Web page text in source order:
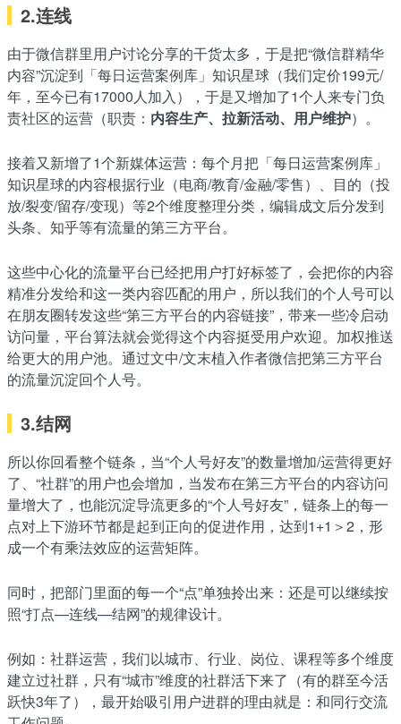
2.连线
由于微信群里用户讨论分享的干货太多，于是把“微信群精华
内容”沉淀到「每日运营案例库」知识星球（我们定价199元/
年，至今已有17000人加入），于是又增加了1个人来专门负
责社区的运营（职责： 内容生产、拉新活动、用户维护）。
接着又新增了1个新媒体运营：每个月把「每日运营案例库」
知识星球的内容根据行业（电商/教育/金融/零售）、目的（投
放/裂变/留存/变现）等2个维度整理分类，编辑成文后分发到
头条、知乎等有流量的第三方平台。
这些中心化的流量平台已经把用户打好标签了，会把你的内容
精准分发给和这一类内容匹配的用户，所以我们的个人号可以
在朋友圈转发这些“第三方平台的内容链接”，带来一些冷启动
访问量，平台算法就会觉得这个内容挺受用户欢迎。加权推送
给更大的用户池。通过文中/文末植入作者微信把第三方平台
的流量沉淀回个人号。
3.结网
所以你回看整个链条，当“个人号好友”的数量增加/运营得更好
了、“社群”的用户也会增加，当发布在第三方平台的内容访问
量增大了，也能沉淀导流更多的“个人号好友”，链条上的每一
点对上下游环节都是起到正向的促进作用，达到1+1＞2，形
成一个有乘法效应的运营矩阵。
同时，把部门里面的每一个“点”单独拎出来：还是可以继续按
照“打点—连线—结网”的规律设计。
例如：社群运营，我们以城市、行业、岗位、课程等多个维度
建立过社群，只有“城市”维度的社群活下来了（有的群至今活
跃快3年了），最开始吸引用户进群的理由就是：和同行交流